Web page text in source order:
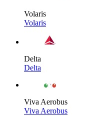
Volaris
Volaris
Delta
Delta
Viva Aerobus
Viva Aerobus